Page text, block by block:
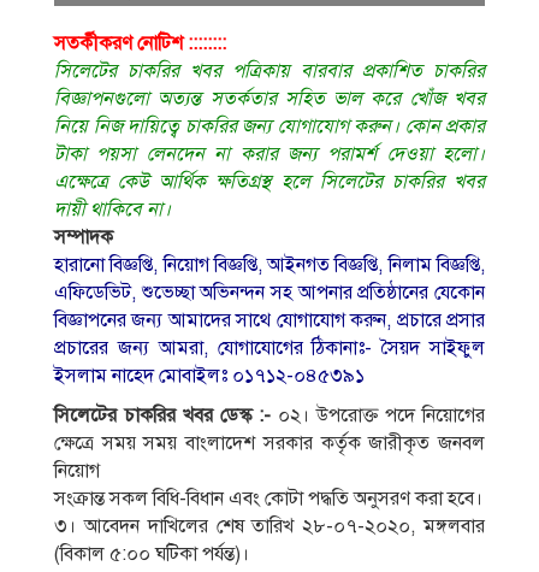
সতর্কীকরণ নােটিশ ::::::::
সিলেটের চাকরির খবর পত্রিকায় বারবার প্রকাশিত চাকরির
বিজ্ঞাপনগুলাে অত্যন্ত সতর্কতার সহিত ভাল করে খোঁজ খবর
নিয়ে নিজ দায়িত্বে চাকরির জন্য যােগাযােগ করুন। কোন প্রকার
টাকা পয়সা লেনদেন না করার জন্য পরামর্শ দেওয়া হলাে।
এক্ষেত্রে কেউ আর্থিক ক্ষতিগ্রস্থ হলে সিলেটের চাকরির খবর
দায়ী থাকিবে না।
সম্পাদক
হারানো বিজ্ঞপ্তি, নিয়োগ বিজ্ঞপ্তি, আইনগত বিজ্ঞপ্তি, নিলাম বিজ্ঞপ্তি,
এফিডেভিট, শুভেচ্ছা অভিনন্দন সহ আপনার প্রতিষ্ঠানের যেকোন
বিজ্ঞাপনের জন্য আমাদের সাথে যোগাযোগ করুন, প্রচারে প্রসার
প্রচারের জন্য আমরা, যোগাযোগের ঠিকানাঃ- সৈয়দ সাইফুল
ইসলাম নাহেদ মোবাইলঃ ০১৭১২-০৪৫৩৯১
সিলেটের চাকরির খবর ডেস্ক :- ০২। উপরােক্ত পদে নিয়ােগের
ক্ষেত্রে সময় সময় বাংলাদেশ সরকার কর্তৃক জারীকৃত জনবল
নিয়ােগ
সংক্রান্ত সকল বিধি-বিধান এবং কোটা পদ্ধতি অনুসরণ করা হবে।
৩। আবেদন দাখিলের শেষ তারিখ ২৮-০৭-২০২০, মঙ্গলবার
(বিকাল ৫:০০ ঘটিকা পর্যন্ত)।